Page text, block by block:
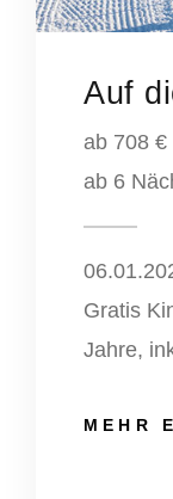
Auf
ab 708 €
ab 6
Gratis
Jahre,
MEHR